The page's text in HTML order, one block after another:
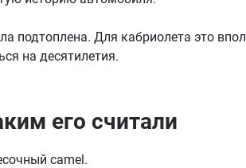
Для кабриолета это
на десятилетия.
его считали
camel.